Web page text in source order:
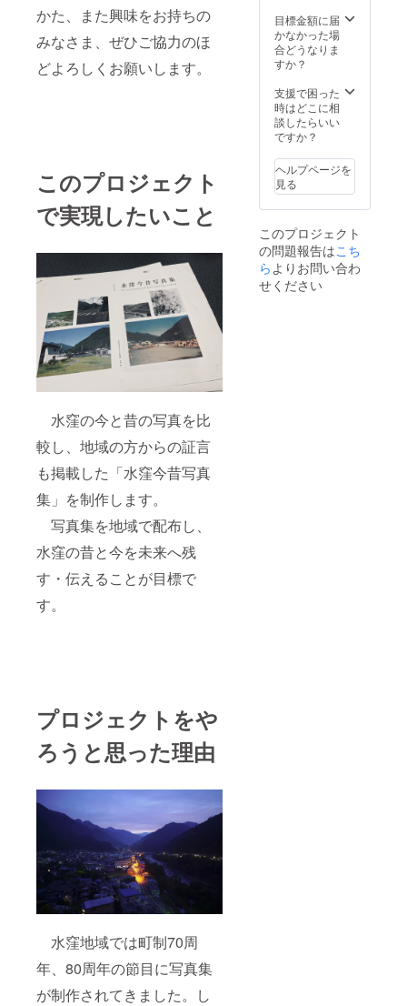
かた、また興味をお持ちの
みなさま、ぜひご協力のほ
どよろしくお願いします。
このプロジェクト
で実現したいこと
水窪の今と昔の写真を比
較し、地域の方からの証言
も掲載した「水窪今昔写真
集」を制作します。
写真集を地域で配布し、
水窪の昔と今を未来へ残
す・伝えることが目標で
す。
プロジェクトをや
ろうと思った理由
水窪地域では町制70周
年、80周年の節目に写真集
が制作されてきました。し
窪
リター
ン2枚目
の画像
を参考
夏秋冬
の4種類
から選
択して
い。 春:
シバザ
クラの
咲く水
布滝 秋:
水窪花
火大会
冬: 雪の
降る水
うえ
で、お
好きな1
枚を選
ただき
決定し
ます。
※送料込
格で
す。 内
容 ①水
窪今昔
冊(A4サ
イズ、
表紙込
み全60
ページ)
目標金額に届
かなかった場
合どうなりま
すか？
支援で困った
時はどこに相
談したらいい
ですか？
ヘルプページを
見る
このプロジェクト
の問題報告はこち
ら よりお問い合わ
せください